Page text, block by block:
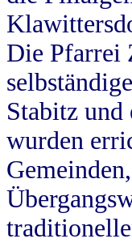
Die Pfarrei
Stabitz
wurden